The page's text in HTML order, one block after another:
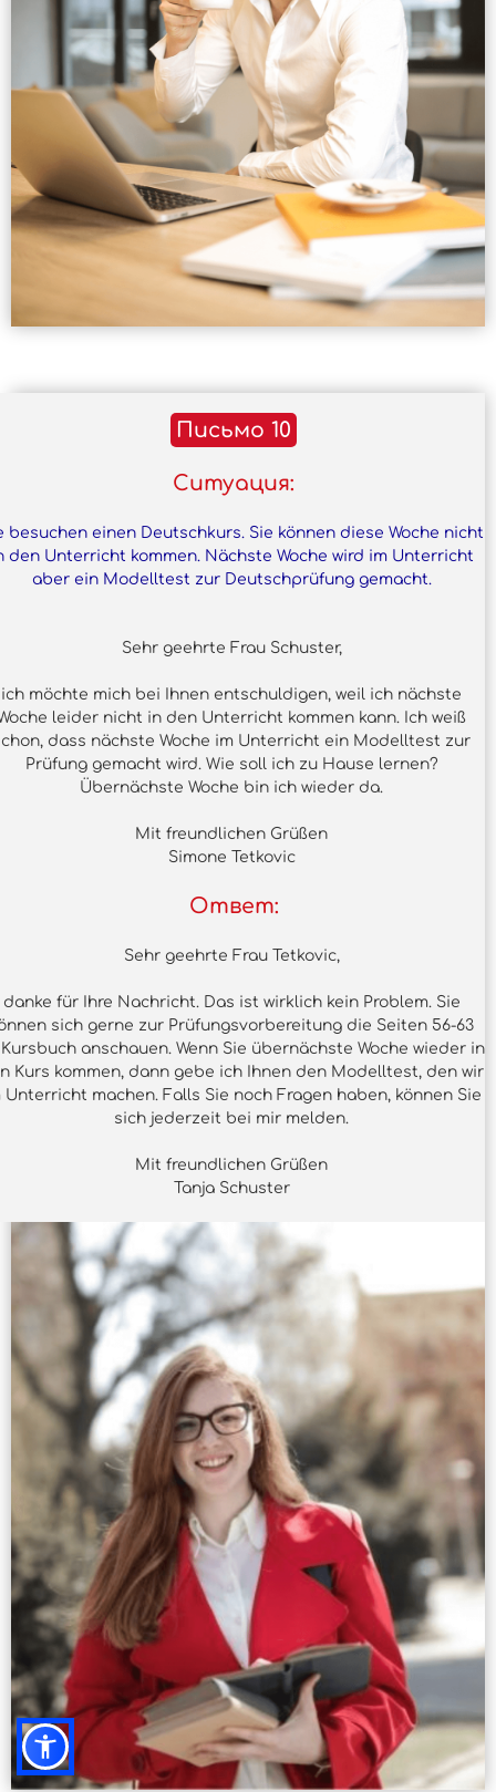
Письмо 10
Ситуация:
besuchen einen Deutschkurs. Sie können diese Woche nicht
den Unterricht kommen. Nächste Woche wird im Unterricht
aber ein Modelltest zur Deutschprüfung gemacht.
Sehr geehrte Frau Schuster,
ich möchte mich bei Ihnen entschuldigen, weil ich nächste
leider nicht in den Unterricht kommen kann. Ich weiß
dass nächste Woche im Unterricht ein Modelltest zur
Prüfung gemacht wird. Wie soll ich zu Hause lernen?
Übernächste Woche bin ich wieder da.
Mit freundlichen Grüßen
Simone Tetkovic
Ответ:
Sehr geehrte Frau Tetkovic,
danke für Ihre Nachricht. Das ist wirklich kein Problem. Sie
sich gerne zur Prüfungsvorbereitung die Seiten 56-63
anschauen. Wenn Sie übernächste Woche wieder in
Kurs kommen, dann gebe ich Ihnen den Modelltest, den wir
Unterricht machen. Falls Sie noch Fragen haben, können Sie
sich jederzeit bei mir melden.
Mit freundlichen Grüßen
Tanja Schuster